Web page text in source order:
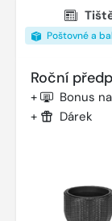
Poštovné a
Roční
+ Bonus
+ Dárek